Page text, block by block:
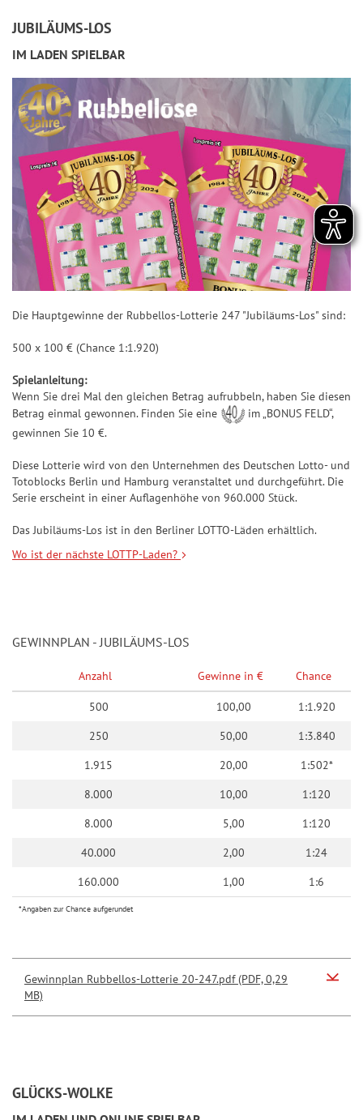
G
l
ü
c
k
s
-
W
o
l
k
e
D
i
a
a
t
7
C
K
JUBILÄUMS-LOS
IM LADEN SPIELBAR
Die Hauptgewinne der Rubbellos-Lotterie 247 "Jubiläums-Los" sind:
500 x 100 € (Chance 1:1.920)
Spielanleitung:
Wenn Sie drei Mal den gleichen Betrag aufrubbeln, haben Sie diesen
Betrag einmal gewonnen. Finden Sie eine
im „BONUS FELD“,
gewinnen Sie 10 €.
Diese Lotterie wird von den Unternehmen des Deutschen Lotto- und
Totoblocks Berlin und Hamburg veranstaltet und durchgeführt. Die
Serie erscheint in einer Auflagenhöhe von 960.000 Stück.
Das Jubiläums-Los ist in den Berliner LOTTO-Läden erhältlich.
Wo ist der nächste LOTTP-Laden?
GEWINNPLAN - JUBILÄUMS-LOS
Anzahl Gewinne in € Chance
500 100,00
1:1.920
250
50,00
1:3.840
1.915
20,00
1:502*
8.000
10,00
1:120
8.000
5,00
1:120
40.000
2,00
1:24
160.000
1,00 1:6
*Angaben zur Chance aufgerundet
Gewinnplan Rubbellos-Lotterie 20-247.pdf (PDF, 0,29
MB)
GLÜCKS-WOLKE